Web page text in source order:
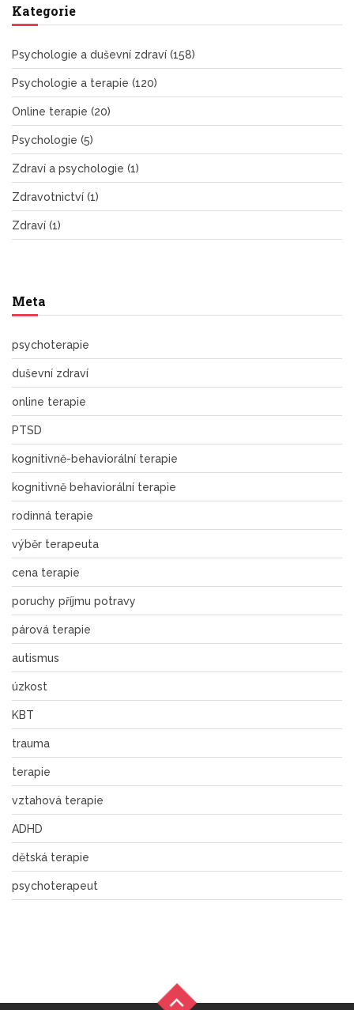
Kategorie
Psychologie a duševní zdraví (158)
Psychologie a terapie (120)
Online terapie (20)
Psychologie (5)
Zdraví a psychologie (1)
Zdravotnictví (1)
Zdraví (1)
Meta
psychoterapie
duševní zdraví
online terapie
PTSD
kognitivně-behaviorální terapie
kognitivně behaviorální terapie
rodinná terapie
výběr terapeuta
cena terapie
poruchy příjmu potravy
párová terapie
autismus
úzkost
KBT
trauma
terapie
vztahová terapie
ADHD
dětská terapie
psychoterapeut